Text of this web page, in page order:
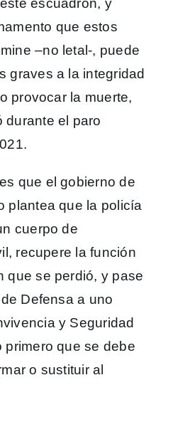
escuadrón, y
que estos
–no letal-, puede
graves a la integridad
provocar la muerte,
durante el paro
que el gobierno de
plantea que la policía
cuerpo de
recupere la función
que se perdió, y pase
Defensa a uno
y Seguridad
primero que se debe
o sustituir al